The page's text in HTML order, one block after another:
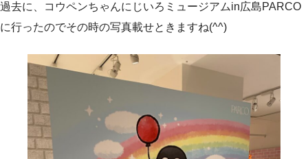
過去に、コウペンちゃんにじいろミュージアムin広島PARCO
に行ったのでその時の写真載せときますね(^^)